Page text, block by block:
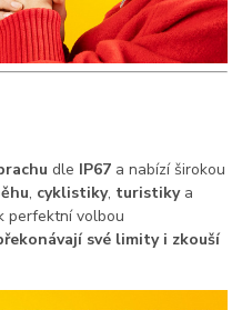
dle IP67 a nabízí širokou
, cyklistiky, turistikya
perfektní volbou
své limity i zkouší